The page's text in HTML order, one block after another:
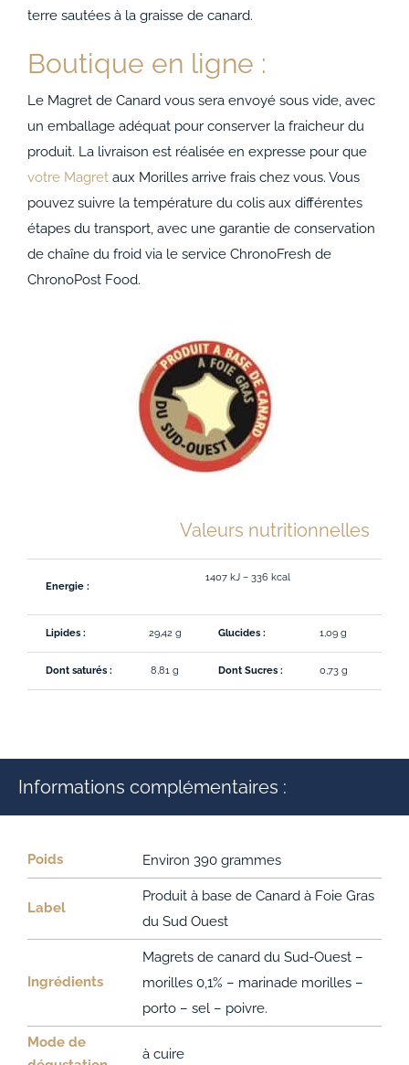
terre sautées à la graisse de canard.
Boutique en ligne :
Le Magret de Canard vous sera envoyé sous vide, avec
un emballage adéquat pour conserver la fraicheur du
produit. La livraison est réalisée en expresse pour que
votre Magretaux Morilles arrive frais chez vous. Vous
pouvez suivre la température du colis aux différentes
étapes du transport, avec une garantie de conservation
de chaîne du froid via le service ChronoFresh de
ChronoPost Food.
Valeurs nutritionnelles
Energie :
1407 kJ – 336 kcal
Lipides : 29,42 g Glucides : 1,09 g
Dont saturés : 8,81 g Dont Sucres : 0,73 g
Informations complémentaires :
Poids Environ 390 grammes
Label
Produit à base de Canard à Foie Gras
du Sud Ouest
Ingrédients
Magrets de canard du Sud-Ouest –
morilles 0,1% – marinade morilles –
porto – sel – poivre.
Mode de
à cuire